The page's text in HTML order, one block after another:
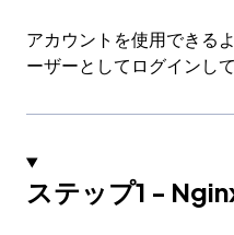
アカウントを使用できる
ーザーとしてログインし
ステップ1 -